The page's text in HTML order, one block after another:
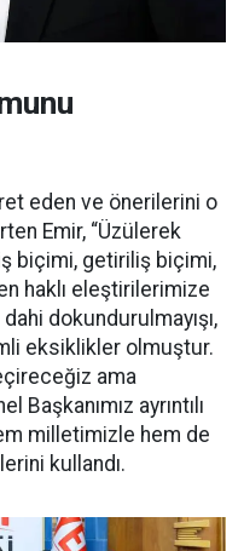
eden ve önerilerini o
Emir, “Üzülerek
biçimi, getiriliş biçimi,
haklı eleştirilerimize
dokundurulmayışı,
eksiklikler olmuştur.
ama
Başkanımız ayrıntılı
milletimizle hem de
kullandı.